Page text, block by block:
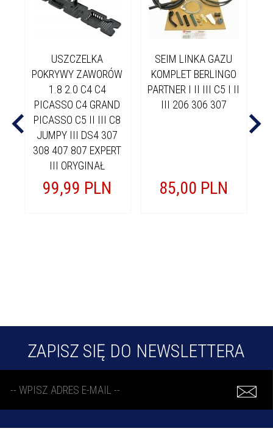
USZCZELKA
POKRYWY ZAWORÓW
1.8 2.0 C4 C4
PICASSO C4 GRAND
PICASSO C5 II III C8
JUMPY III DS4 307
308 407 807 EXPERT
III ORYGINAŁ
99,99 PLN
SEIM LINKA GAZU
KOMPLET BERLINGO
PARTNER I II III C5 I II
III 206 306 307
85,00 PLN
ZAPISZ SIĘ DO NEWSLETTERA